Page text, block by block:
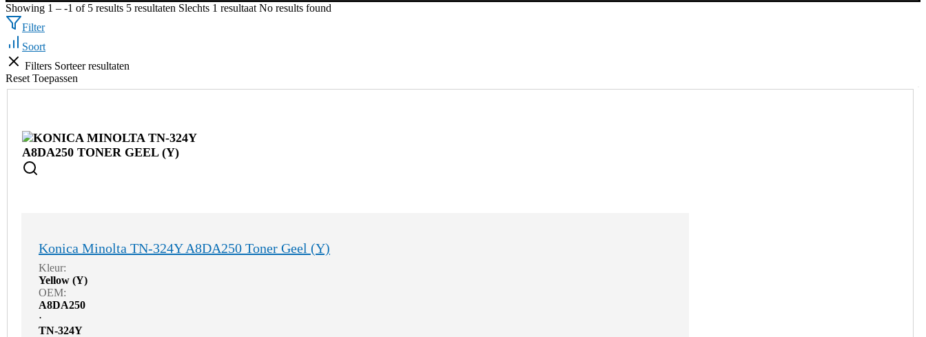
Showing 1 – -1 of 5 results 5 resultaten Slechts 1 resultaat No results found
Filter
Soort
Filters Sorteer resultaten
Reset Toepassen
Konica Minolta TN-324Y A8DA250 Toner Geel (Y)
Kleur:
Yellow (Y)
OEM:
A8DA250
⋅
TN-324Y